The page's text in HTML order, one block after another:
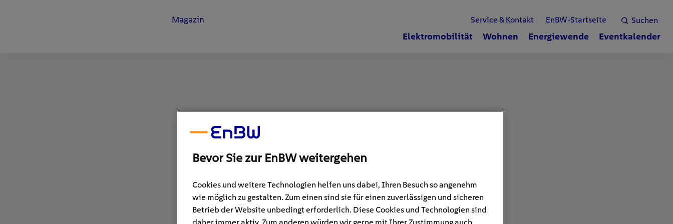
Magazin Suchen
Service & Kontakt EnBW-Startseite
Elektromobilität Wohnen Energiewende Eventkalender
Bevor Sie zur EnBW weitergehen
Cookies und weitere Technologien helfen uns dabei, Ihren Besuch so angenehm
wie möglich zu gestalten. Zum einen sind sie für einen zuverlässigen und sicheren
Betrieb der Website unbedingt erforderlich. Diese Cookies und Technologien sind